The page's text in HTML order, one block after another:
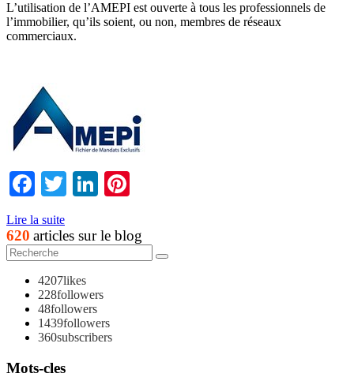
L’utilisation de l’AMEPI est ouverte à tous les professionnels de
l’immobilier, qu’ils soient, ou non, membres de réseaux
commerciaux.
Facebook
TwitterLinkedIn
Lire la suite
620 articles sur le blog
4207likes
228followers
48followers
1439followers
360subscribers
Mots-cles